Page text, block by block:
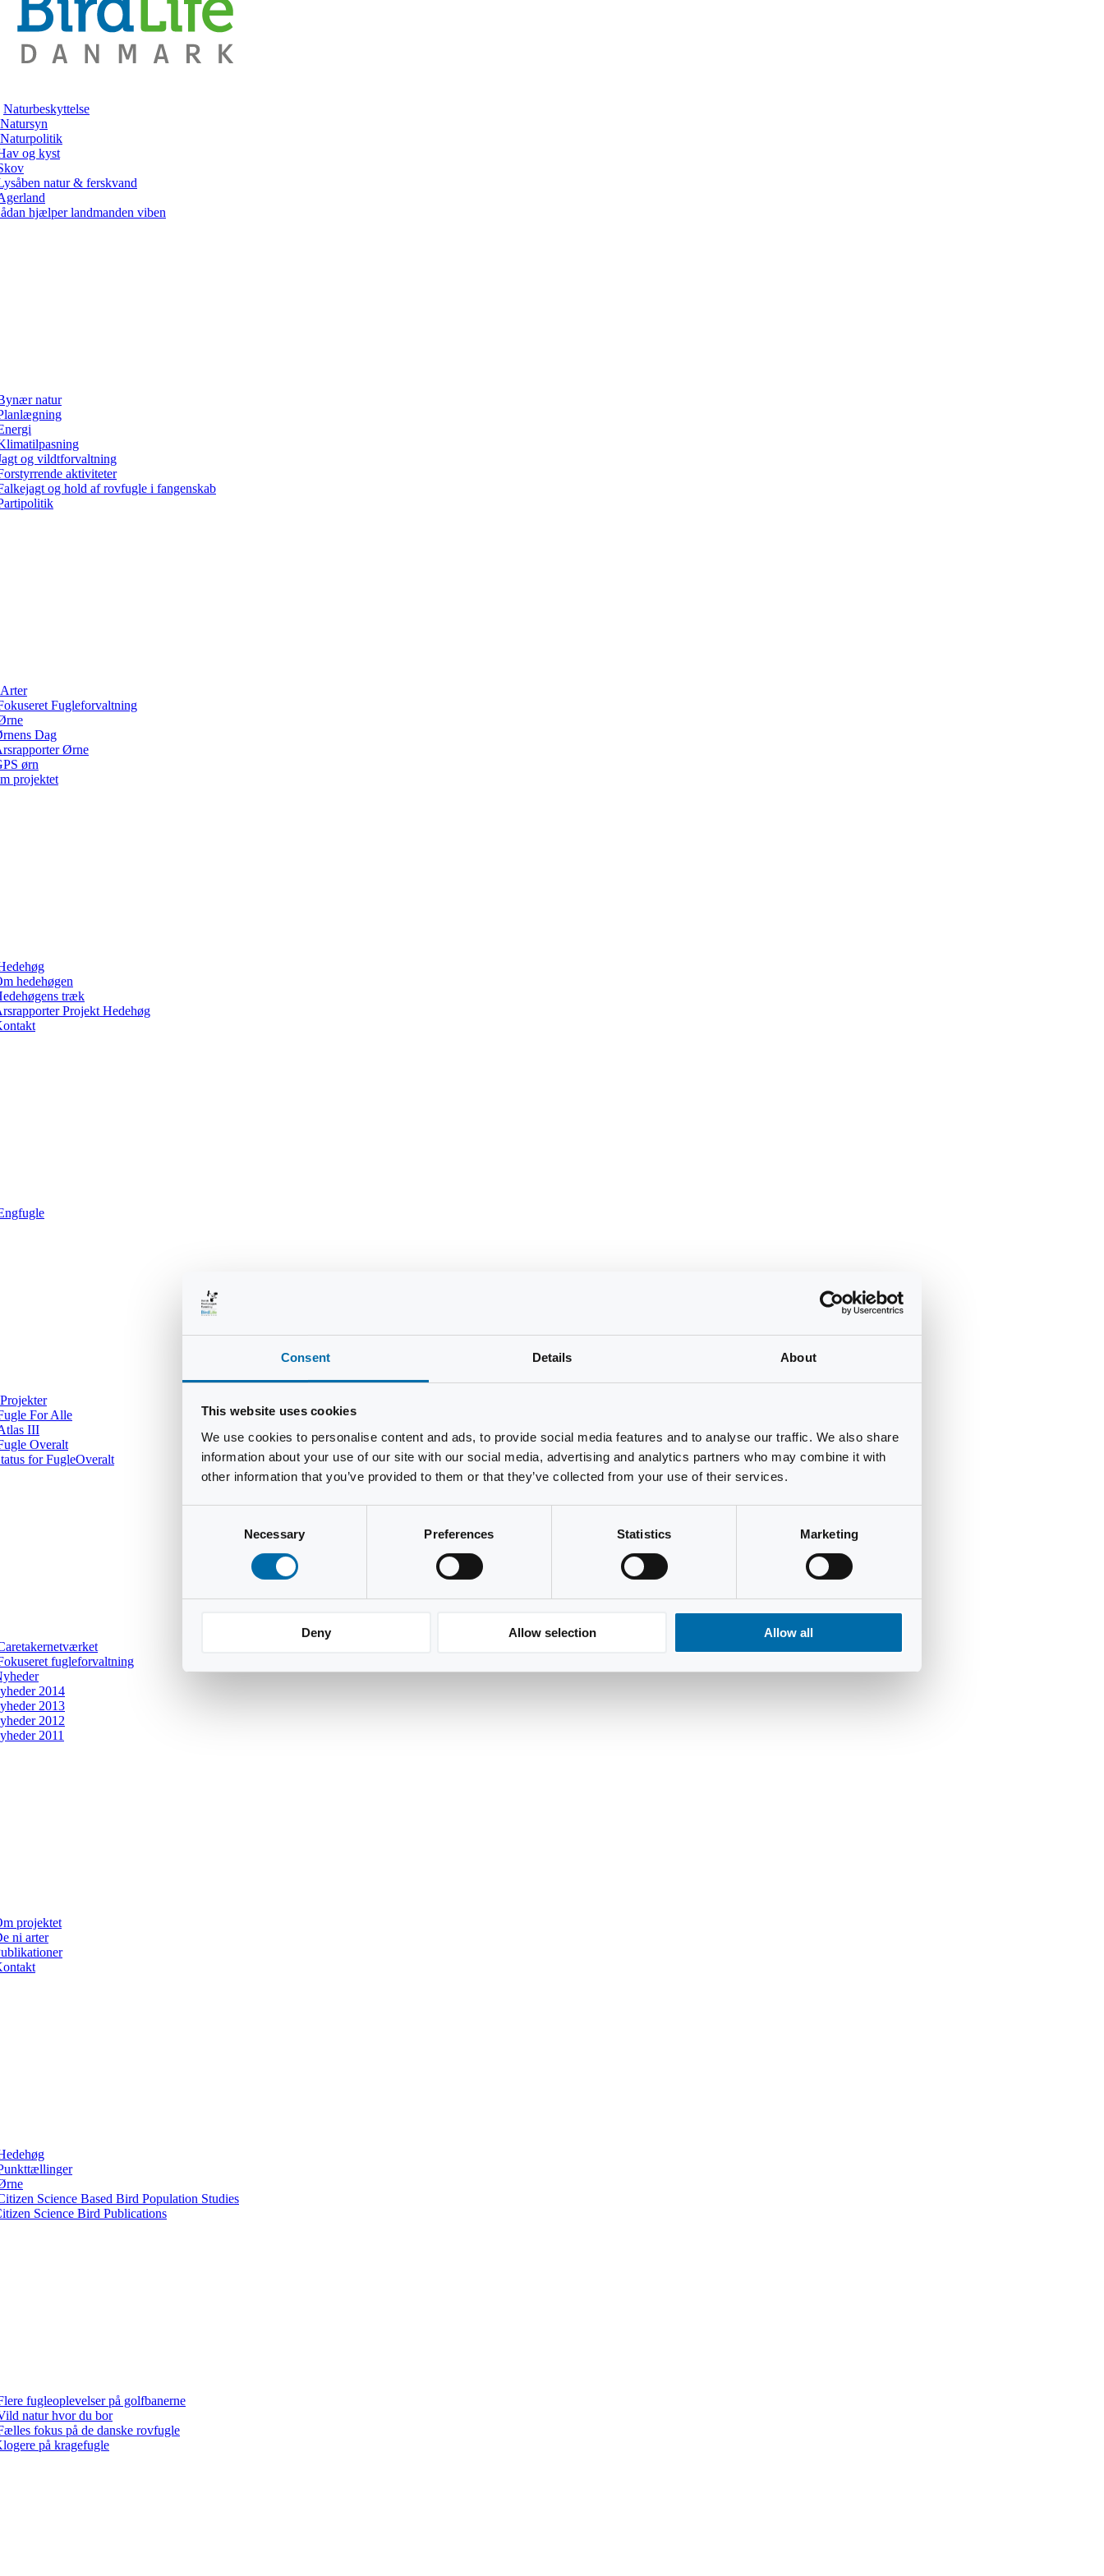
Consent Details About
This website uses cookies
We use cookies to personalise content and ads, to provide social media features and to analyse our traffic. We also share
information about your use of our site with our social media, advertising and analytics partners who may combine it with
other information that you’ve provided to them or that they’ve collected from your use of their services.
Necessary Preferences Statistics Marketing
Deny Allow selection Allow all
Naturbeskyttelse
Natursyn
Naturpolitik
og kyst
natur & ferskvand
hjælper landmanden viben
natur
og vildtforvaltning
aktiviteter
og hold af rovfugle i fangenskab
Arter
Fugleforvaltning
Dag
Ørne
ørn
projektet
hedehøgen
træk
Projekt Hedehøg
Projekter
For Alle
III
Overalt
for FugleOveralt
fugleforvaltning
2014
2013
2012
2011
projektet
ni arter
Science Based Bird Population Studies
Science Bird Publications
fugleoplevelser på golfbanerne
natur hvor du bor
fokus på de danske rovfugle
på kragefugle